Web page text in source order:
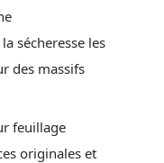
sécheresse les
des massifs
feuillage
originales et